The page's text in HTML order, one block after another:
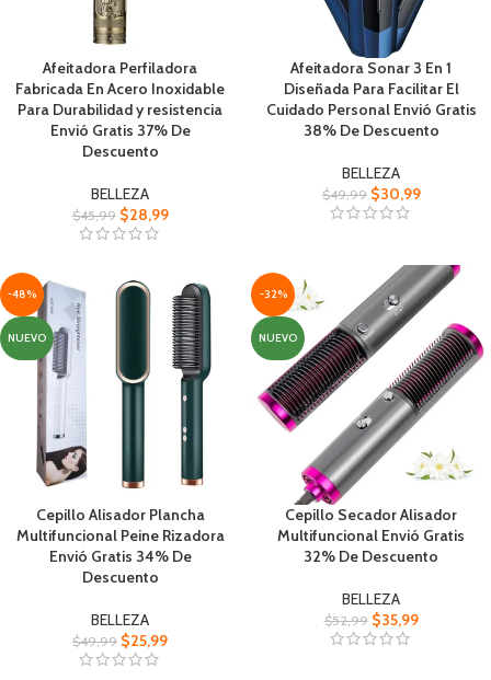
Afeitadora Perfiladora
Fabricada En Acero Inoxidable
Para Durabilidad y resistencia
Envió Gratis 37% De
Descuento
BELLEZA
$45,99 $28,99
Afeitadora Sonar 3 En 1
Diseñada Para Facilitar El
Cuidado Personal Envió Gratis
38% De Descuento
BELLEZA
$49,99 $30,99
-48%
NUEVO
Cepillo Alisador Plancha
Multifuncional Peine Rizadora
Envió Gratis 34% De
Descuento
BELLEZA
$49,99 $25,99
-32%
NUEVO
Cepillo Secador Alisador
Multifuncional Envió Gratis
32% De Descuento
BELLEZA
$52,99 $35,99